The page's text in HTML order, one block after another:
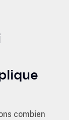
combien